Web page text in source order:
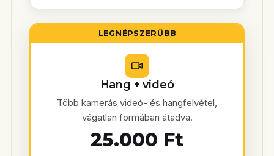
LEGNÉPSZERŰBB
Hang + videó
Több kamerás videó- és hangfelvétel,
vágatlan formában átadva.
25.000 Ft